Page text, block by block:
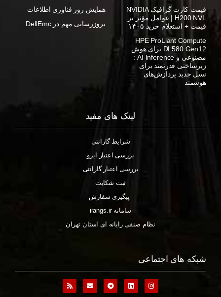
قیمت کارت گرافیک NVIDIA
H200 NVL | عوامل مؤثر بر
قیمت + استعلام خرید ۱۴۰۵
HPE ProLiant Compute
DL580 Gen12 برای هوش
مصنوعی و AI Inference :
زیرساختی قدرتمند برای
نسل جدید پردازش‌های
هوشمند
همایش روز فناوری اطلاعات
بروزرسانی مهم در DellEmc
لینک های مفید
شرایط گارانتی
بررسی اعتبار ایزو
بررسی اعتبار گارانتی
ثبت شکایت
پیگیری سفارش
سامانه irangs.ir
نظام صنفی رایانه ای استان تهران
شبکه های اجتماعی